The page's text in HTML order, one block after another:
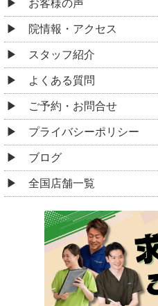
お客様の声
院情報・アクセス
スタッフ紹介
よくある質問
ご予約・お問合せ
プライバシーポリシー
ブログ
全国店舗一覧